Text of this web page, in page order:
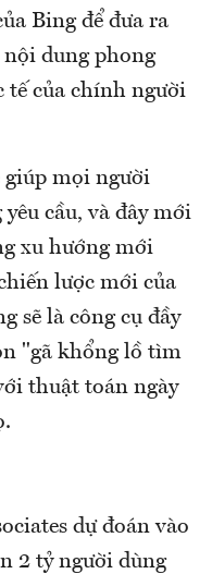
Bing để đưa ra
dung phong
tế của chính người
giúp mọi người
cầu, và đây mới
xu hướng mới
lược mới của
sẽ là công cụ đầy
"gã khổng lồ tìm
thuật toán ngày
dự đoán vào
2 tỷ người dùng